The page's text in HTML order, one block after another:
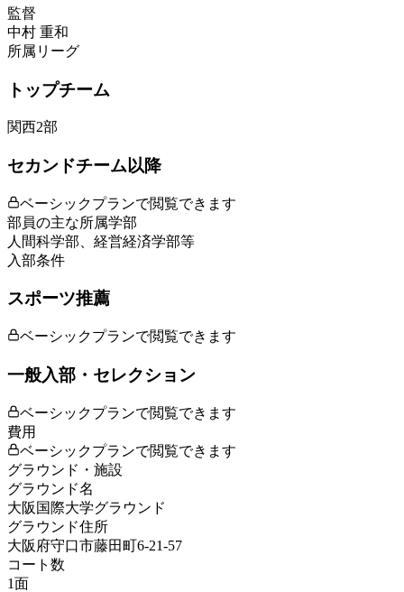
監督
中村 重和
所属リーグ
トップチーム
関西2部
セカンドチーム以降
ベーシックプランで閲覧できます
部員の主な所属学部
人間科学部、経営経済学部等
入部条件
スポーツ推薦
ベーシックプランで閲覧できます
一般入部・セレクション
ベーシックプランで閲覧できます
費用
ベーシックプランで閲覧できます
グラウンド・施設
グラウンド名
大阪国際大学グラウンド
グラウンド住所
大阪府守口市藤田町6-21-57
コート数
1面